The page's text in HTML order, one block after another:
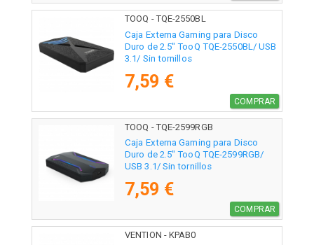
TOOQ - TQE-2550BL
Caja Externa Gaming para Disco
Duro de 2.5" TooQ TQE-2550BL/ USB
3.1/ Sin tornillos
7,59 €
COMPRAR
TOOQ - TQE-2599RGB
Caja Externa Gaming para Disco
Duro de 2.5" TooQ TQE-2599RGB/
USB 3.1/ Sin tornillos
7,59 €
COMPRAR
VENTION - KPAB0